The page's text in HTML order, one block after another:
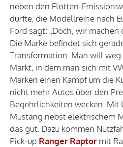
neben den Flotten-
dürfte, die Modellreihe nach
Ford sagt: „Doch, wir machen
Die Marke befindet sich
Transformation. Man will
Markt, in dem man sich mit
Marken einen Kampf um die
nicht mehr Autos über den
Begehrlichkeiten wecken. Mit
Mustang nebst elektrischem
das gut. Dazu kommen
Pick-up Ranger Raptor mit